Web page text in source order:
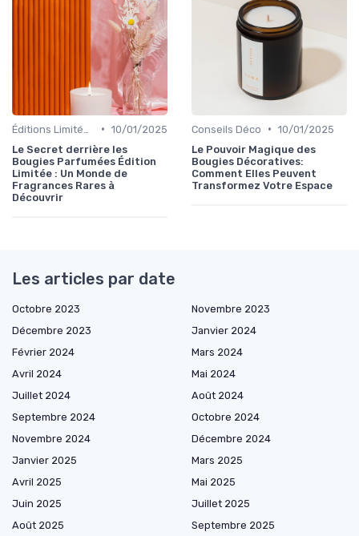
• 10/01/2025
Le Secret derrière les
Bougies Parfumées Édition
Limitée : Un Monde de
Fragrances Rares à
Découvrir
Conseils Déco • 10/01/2025
Le Pouvoir Magique des
Bougies Décoratives:
Comment Elles Peuvent
Transformez Votre Espace
Les articles par date
Octobre 2023
Novembre 2023
Décembre 2023
Janvier 2024
Février 2024
Mars 2024
Avril 2024
Mai 2024
Juillet 2024
Août 2024
Septembre 2024
Octobre 2024
Novembre 2024
Décembre 2024
Janvier 2025
Mars 2025
Avril 2025
Mai 2025
Juin 2025
Juillet 2025
Août 2025
Septembre 2025